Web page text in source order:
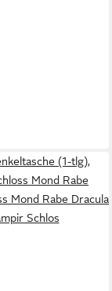
(1-tlg),
Mond Rabe
Mond Rabe Dracula
Schlos